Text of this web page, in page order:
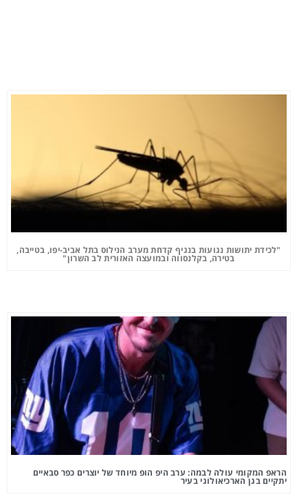
"לכידת יתושות נגועות בנגיף קדחת מערב הנילוס בתל אביב-יפו, בטייבה,
בטירה, בקלנסווה ובמועצה האזורית לב השרון"
הראפ המקומי עולה לבמה: ערב היפ הופ מיוחד של יוצרים כפר סבאיים
יתקיים בגן הארכיאולוגי בעיר